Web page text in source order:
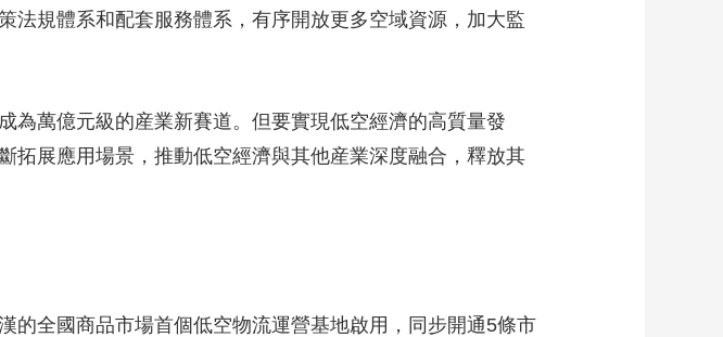
法規體系和配套服務體系，有序開放更多空域資源，加大監
為萬億元級的産業新賽道。但要實現低空經濟的高質量發
拓展應用場景，推動低空經濟與其他産業深度融合，釋放其
的全國商品市場首個低空物流運營基地啟用，同步開通5條市